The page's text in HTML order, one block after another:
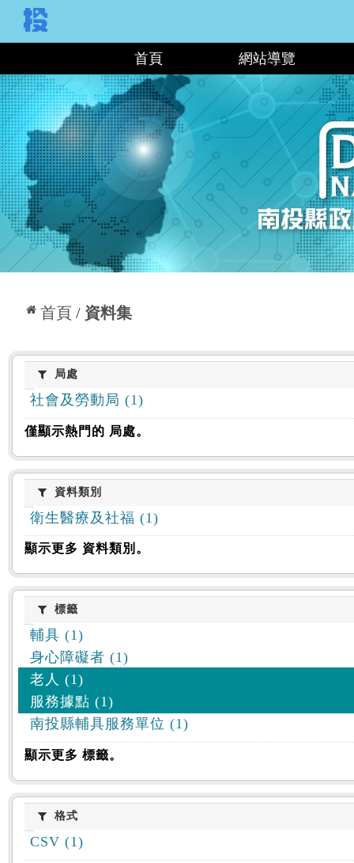
首頁 網站導覽
首頁 資料集
:::
局處局處
社會及勞動局 (1)
僅顯示熱門的 局處。
資料類別
資料類別
衛生醫療及社福 (1)
顯示更多 資料類別。
標籤標籤
輔具 (1)
身心障礙者 (1)
老人 (1)
服務據點 (1)
南投縣輔具服務單位 (1)
顯示更多 標籤。
格式格式
CSV (1)